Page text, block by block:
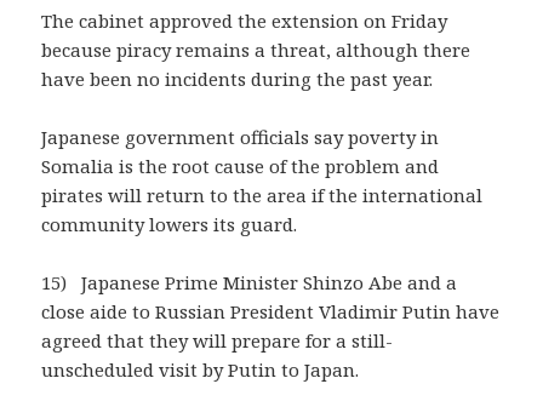
The cabinet approved the extension on Friday
because piracy remains a threat, although there
have been no incidents during the past year.
Japanese government officials say poverty in
Somalia is the root cause of the problem and
pirates will return to the area if the international
community lowers its guard.
15) Japanese Prime Minister Shinzo Abe and a
close aide to Russian President Vladimir Putin have
agreed that they will prepare for a still-
unscheduled visit by Putin to Japan.